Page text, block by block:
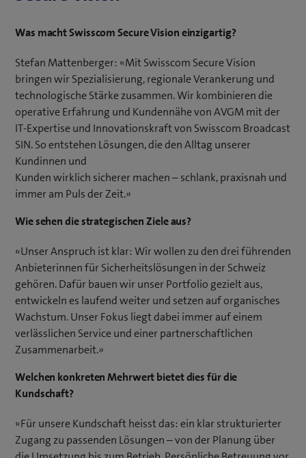
Was macht Swisscom Secure Vision einzigartig?
Stefan Mattenberger: «Mit Swisscom Secure Vision
bringen wir Spezialisierung, regionale Verankerung und
technologische Stärke zusammen. Wir kombinieren die
operative Erfahrung und Kundennähe von AVGM mit der
IT-Expertise und Innovationskraft von Swisscom Broadcast
SIN. So entstehen Lösungen, die den Alltag unserer
Kundinnen und
Kunden wirklich sicherer machen – schlank, praxisnah und
immer am Puls der Zeit.»
Wie sehen die strategischen Ziele aus?
«Unser Anspruch ist klar: Wir wollen zu den drei führenden
Anbieterinnen für Sicherheitslösungen in der Schweiz
gehören. Dafür bauen wir unser Portfolio gezielt aus,
entwickeln es laufend weiter und setzen auf organisches
Wachstum. Unser Fokus liegt dabei immer auf einem
verlässlichen Service und einer partnerschaftlichen
Zusammenarbeit.»
Welchen konkreten Mehrwert bietet dies für die
Kundschaft?
«Für unsere Kundschaft heisst das: ein klar strukturierter
Zugang zu passenden Lösungen – von der Planung über